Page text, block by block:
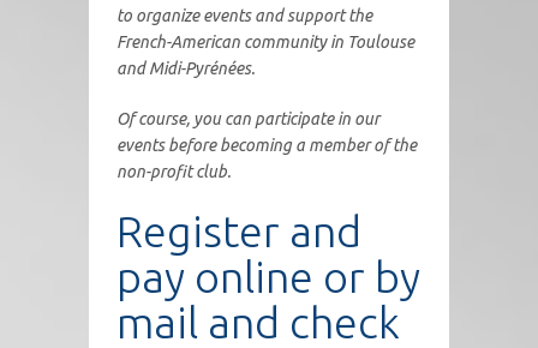
to organize events and support the
French-American community in Toulouse
and Midi-Pyrénées.
Of course, you can participate in our
events before becoming a member of the
non-profit club.
Register and
pay online or by
mail and check